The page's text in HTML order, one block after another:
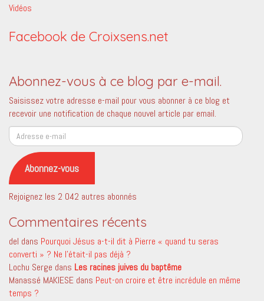
Vidéos
Facebook de Croixsens.net
Abonnez-vous à ce blog par e-mail.
Saisissez votre adresse e-mail pour vous abonner à ce blog et
recevoir une notification de chaque nouvel article par email.
Adresse
e-
mail
Abonnez-vous
Rejoignez les 2 042 autres abonnés
Commentaires récents
del dans Pourquoi Jésus a-t-il dit à Pierre « quand tu seras
converti » ? Ne l’était-il pas déjà ?
Lochu Serge dans Les racines juives du baptême
Manassé MAKIESE dans Peut-on croire et être incrédule en même
temps ?